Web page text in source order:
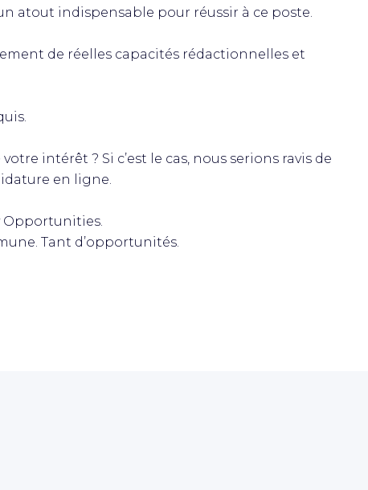
atout indispensable pour réussir à ce poste.
de réelles capacités rédactionnelles et
intérêt ? Si c’est le cas, nous serions ravis de
en ligne.
Opportunities.
Tant d’opportunités.